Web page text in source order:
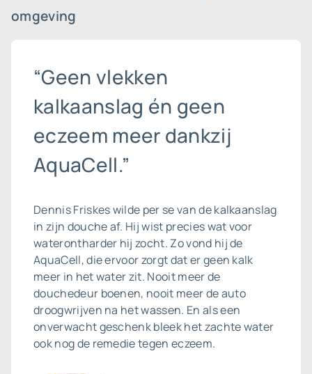
omgeving
“Geen vlekken
kalkaanslag én geen
eczeem meer dankzij
AquaCell.”
Dennis Friskes wilde per se van dekalkaanslag
in zijn douche af. Hij wist precies wat voor
waterontharder hij zocht. Zo vond hij de
AquaCell, die ervoor zorgt dat er geen kalk
meer in het water zit. Nooit meer de
douchedeur boenen, nooit meer de auto
droogwrijven na het wassen. En als een
onverwacht geschenk bleek het zachte water
ook nog de remedie tegen eczeem.